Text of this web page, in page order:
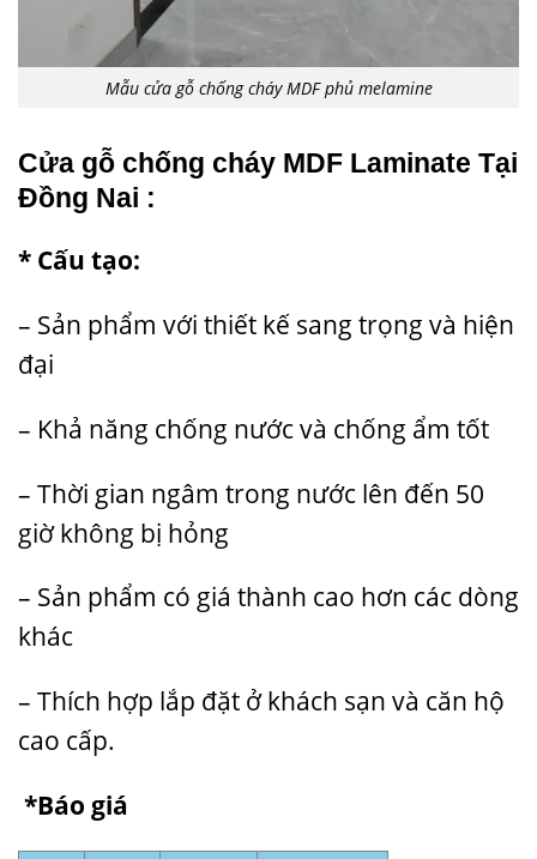
Mẫu cửa gỗ chống cháy MDF phủ melamine
Cửa gỗ chống cháy MDF Laminate Tại
Đồng Nai :
* Cấu tạo:
– Sản phẩm với thiết kế sang trọng và hiện
đại
– Khả năng chống nước và chống ẩm tốt
– Thời gian ngâm trong nước lên đến 50
giờ không bị hỏng
– Sản phẩm có giá thành cao hơn các dòng
khác
– Thích hợp lắp đặt ở khách sạn và căn hộ
cao cấp.
*Báo giá